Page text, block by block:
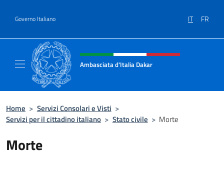
Governo Italiano IT FR
Intestazione sito, social e menù
Ambasciata d'Italia Dakar
Home > Servizi Consolari e Visti >
Servizi per il cittadino italiano > Stato civile > Morte
Morte